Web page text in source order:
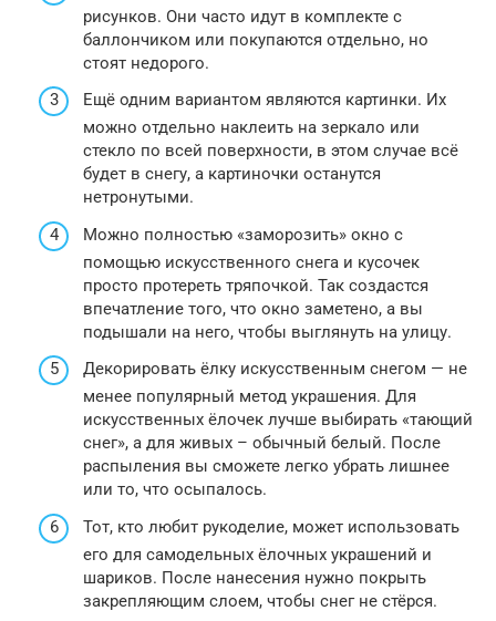
рисунков. Они часто идут в комплекте с
баллончиком или покупаются отдельно, но
стоят недорого.
Ещё одним вариантом являются картинки. Их
можно отдельно наклеить на зеркало или
стекло по всей поверхности, в этом случае всё
будет в снегу, а картиночки останутся
нетронутыми.
Можно полностью «заморозить» окно с
помощью искусственного снега и кусочек
просто протереть тряпочкой. Так создастся
впечатление того, что окно заметено, а вы
подышали на него, чтобы выглянуть на улицу.
Декорировать ёлку искусственным снегом — не
менее популярный метод украшения. Для
искусственных ёлочек лучше выбирать «тающий
снег», а для живых – обычный белый. После
распыления вы сможете легко убрать лишнее
или то, что осыпалось.
Тот, кто любит рукоделие, может использовать
его для самодельных ёлочных украшений и
шариков. После нанесения нужно покрыть
закрепляющим слоем, чтобы снег не стёрся.